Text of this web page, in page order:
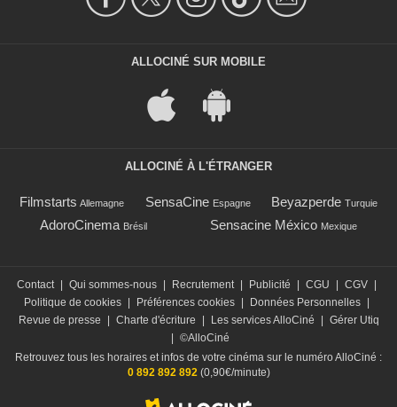
ALLOCINÉ SUR MOBILE
ALLOCINÉ À L'ÉTRANGER
Filmstarts Allemagne SensaCine Espagne Beyazperde Turquie
AdoroCinema Brésil Sensacine México Mexique
Contact Qui sommes-nous Recrutement Publicité CGU CGV
Politique de cookies
Préférences cookies Données Personnelles
Revue de presse
Charte d'écriture Les services AlloCiné
Gérer Utiq
©AlloCiné
Retrouvez tous les horaires et infos de votre cinéma sur le numéro AlloCiné :
0 892 892 892(0,90€/minute)